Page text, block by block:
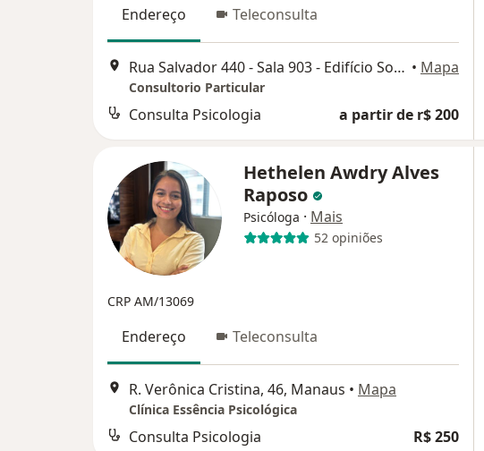
Endereço Teleconsulta
Rua Salvador 440 - Sala 903 - Edifício Soberane, Manaus • Mapa
Consultorio Particular
Consulta Psicologia a partir de r$ 200
Hethelen Awdry Alves
Raposo
Psicóloga · Mais
52 opiniões
CRP AM/13069
Endereço Teleconsulta
R. Verônica Cristina, 46, Manaus • Mapa
Clínica Essência Psicológica
Consulta Psicologia R$ 250